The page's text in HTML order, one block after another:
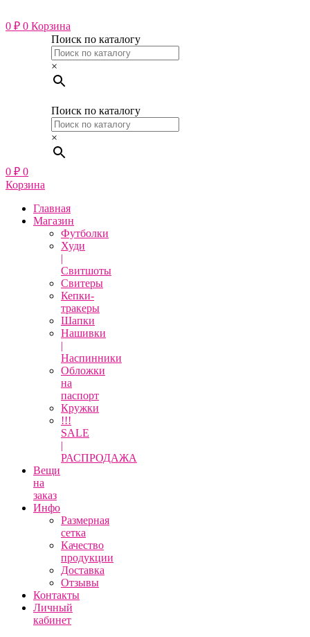
к
содержимому
0 ₽ 0 Корзина
Поиск по каталогу
×
Поиск по каталогу
×
0 ₽ 0
Корзина
Главная
Магазин
Футболки
Худи
|
Свитшоты
Свитеры
Кепки-
тракеры
Шапки
Нашивки
|
Наспинники
Обложки
на
паспорт
Кружки
!!!
SALE
|
РАСПРОДАЖА
Вещи
на
заказ
Инфо
Размерная
сетка
Качество
продукции
Доставка
Отзывы
Контакты
Личный
кабинет